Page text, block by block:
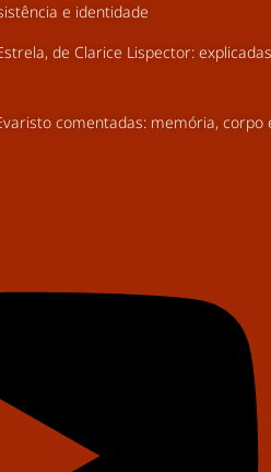
e identidade
de Clarice Lispector:
comentadas: memória, corpo